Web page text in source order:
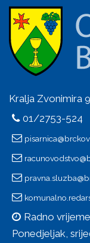
Kralja Zvonimira
01/2753-524
Radno
Ponedjeljak,